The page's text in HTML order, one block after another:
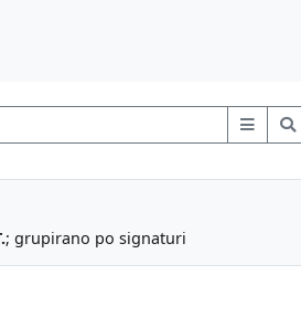
; grupirano po signaturi